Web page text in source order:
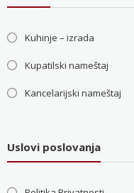
Kuhinje – izrada
Kupatilski nameštaj
Kancelarijski nameštaj
Uslovi poslovanja